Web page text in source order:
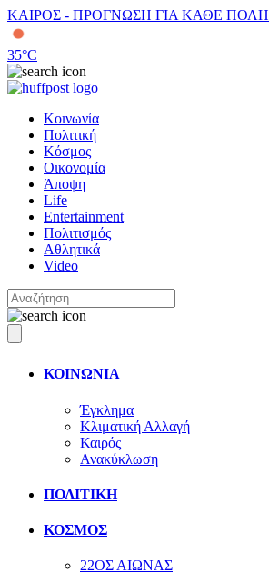
ΚΑΙΡΟΣ - ΠΡΟΓΝΩΣΗ ΓΙΑ ΚΑΘΕ ΠΟΛΗ
35°C
Κοινωνία
Πολιτική
Κόσμος
Οικονομία
Άποψη
Life
Entertainment
Πολιτισμός
Αθλητικά
Video
ΚΟΙΝΩΝΙΑ
Έγκλημα
Κλιματική Αλλαγή
Καιρός
Ανακύκλωση
ΠΟΛΙΤΙΚΗ
ΚΟΣΜΟΣ
22ΟΣ ΑΙΩΝΑΣ